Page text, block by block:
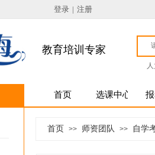
登录 | 注册
教育培训专家
首页 选课中心
首页 >> 师资团队 >> 自学